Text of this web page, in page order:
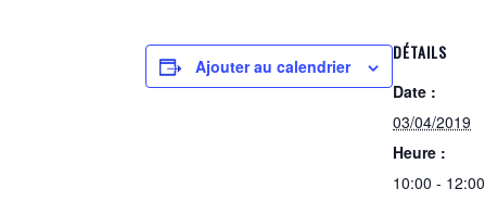
Ajouter au calendrier
DÉTAILS
Date :
03/04/2019
Heure :
10:00 - 12:00